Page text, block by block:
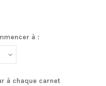
à :
à chaque carnet